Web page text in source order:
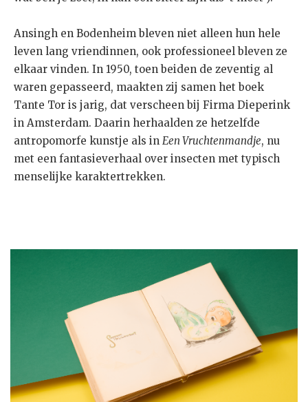
Ansingh en Bodenheim bleven niet alleen hun hele
leven lang vriendinnen, ook professioneel bleven ze
elkaar vinden. In 1950, toen beiden de zeventig al
waren gepasseerd, maakten zij samen het boek
Tante Tor is jarig, dat verscheen bij Firma Dieperink
in Amsterdam. Daarin herhaalden ze hetzelfde
antropomorfe kunstje als in Een Vruchtenmandje, nu
met een fantasieverhaal over insecten met typisch
menselijke karaktertrekken.